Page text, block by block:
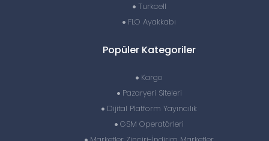
Turkcell
FLO Ayakkabı
Popüler Kategoriler
Kargo
Pazaryeri Siteleri
Dijital Platform Yayıncılık
GSM Operatörleri